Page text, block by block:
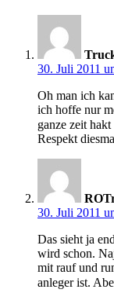
30. Juli 2011
Oh man ich
ich hoffe nur
ganze zeit
Respekt
30. Juli 2011
Das sieht ja
wird schon.
mit rauf und
anleger ist.